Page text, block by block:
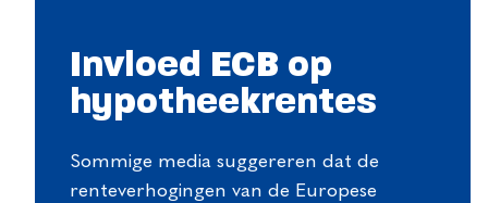
Invloed ECB op
hypotheekrentes
Sommige media suggereren dat de
renteverhogingen van de Europese